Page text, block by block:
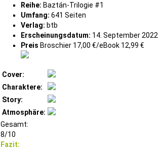
Reihe: Baztán-Trilogie #1
Umfang: 641 Seiten
Verlag: btb
Erscheinungsdatum: 14. September 2022
Preis Broschier 17,00 €/eBook 12,99 €
Cover:
Charaktere:
Story:
Atmosphäre:
Gesamt:
8/10
Fazit: